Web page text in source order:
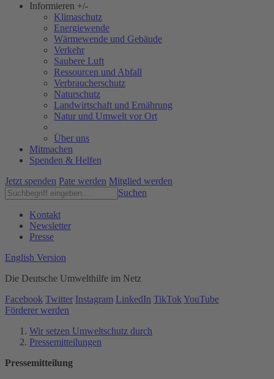
Informieren +/-
Klimaschutz
Energiewende
Wärmewende und Gebäude
Verkehr
Saubere Luft
Ressourcen und Abfall
Verbraucherschutz
Naturschutz
Landwirtschaft und Ernährung
Natur und Umwelt vor Ort
Über uns
Mitmachen
Spenden & Helfen
Jetzt spenden Pate werden Mitglied werden
Suchen
Kontakt
Newsletter
Presse
English Version
Die Deutsche Umwelthilfe im Netz
Facebook Twitter Instagram LinkedIn TikTok YouTube
Förderer werden
Wir setzen Umweltschutz durch
Pressemitteilungen
Pressemitteilung